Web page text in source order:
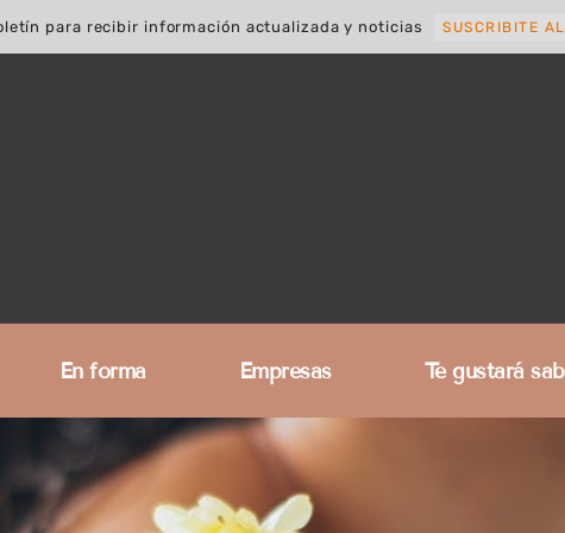
para recibir información actualizada y noticias SUSCRIBITE
En forma Empresas Te gustará